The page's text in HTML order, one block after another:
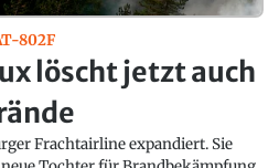
802F
löscht jetzt auch
Frachtairline expandiert. Sie